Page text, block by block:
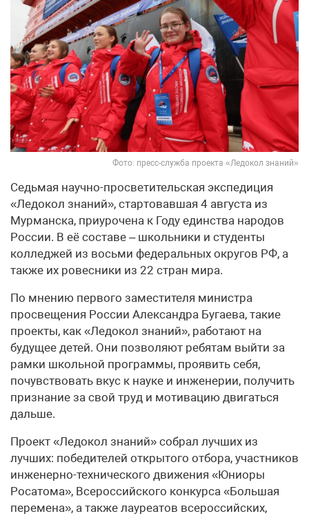
Фото: пресс-служба проекта «Ледокол знаний»
Седьмая научно-просветительская экспедиция
«Ледокол знаний», стартовавшая 4 августа из
Мурманска, приурочена к Году единства народов
России. В её составе – школьники и студенты
колледжей из восьми федеральных округов РФ, а
также их ровесники из 22 стран мира.
По мнению первого заместителя министра
просвещения России Александра Бугаева, такие
проекты, как «Ледокол знаний», работают на
будущее детей. Они позволяют ребятам выйти за
рамки школьной программы, проявить себя,
почувствовать вкус к науке и инженерии, получить
признание за свой труд и мотивацию двигаться
дальше.
Проект «Ледокол знаний» собрал лучших из
лучших: победителей открытого отбора, участников
инженерно-технического движения «Юниоры
Росатома», Всероссийского конкурса «Большая
перемена», а также лауреатов всероссийских,